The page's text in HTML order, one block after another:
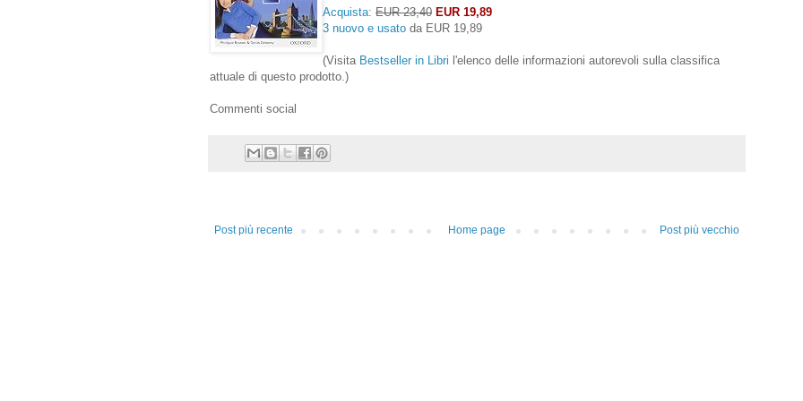
Acquista: EUR 23,40 EUR 19,89
3 nuovo e usato da EUR 19,89
(Visita Bestseller in Libri l'elenco delle informazioni autorevoli sulla classifica
attuale di questo prodotto.)
Commenti social
Post più recente Post più vecchio
Home page